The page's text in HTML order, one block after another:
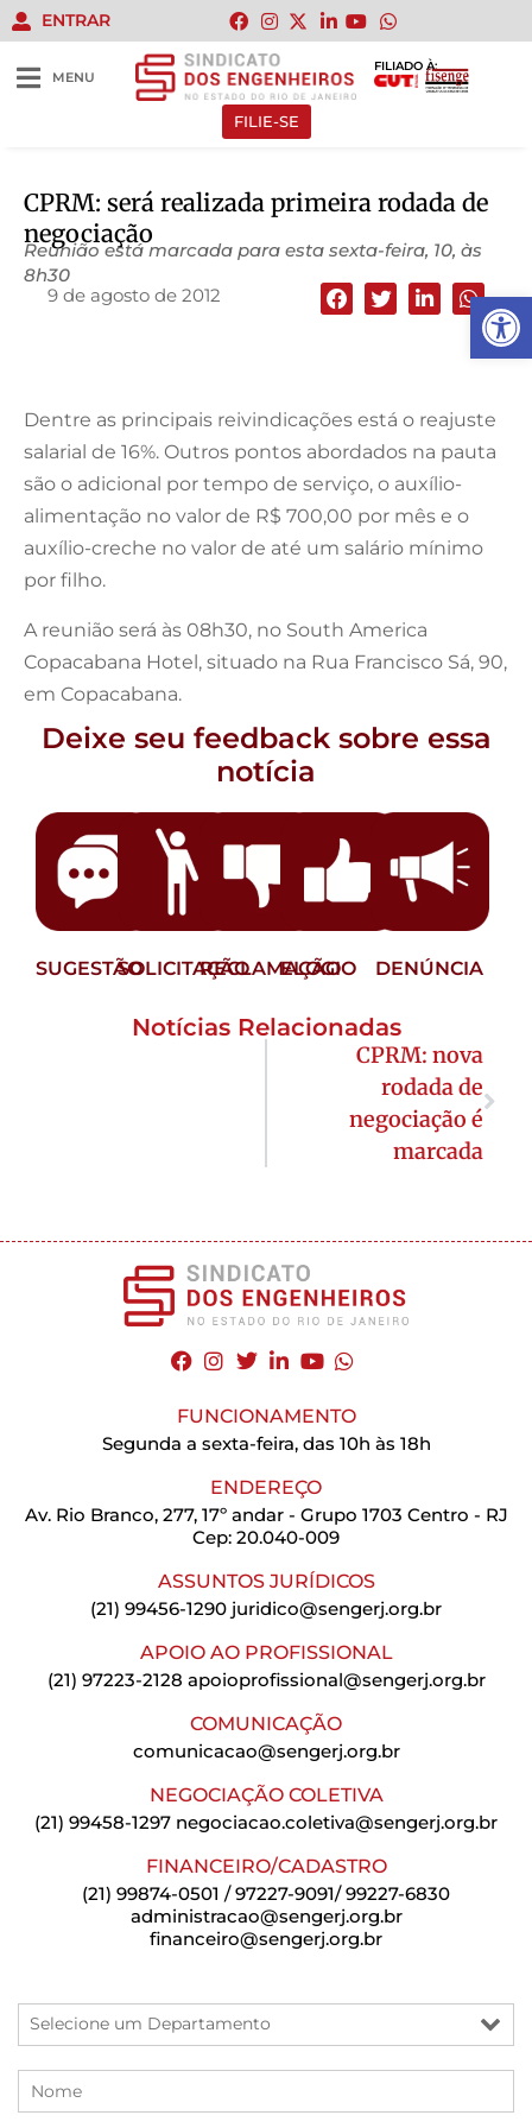
Abrir
ENTRAR
MENU
FILIADO À:
FILIE-SE
CPRM: será realizada primeira rodada de
negociação
Reunião está marcada para esta sexta-feira, 10, às
8h30
9 de agosto de 2012
Dentre as principais reivindicações está o reajuste
salarial de 16%. Outros pontos abordados na pauta
são o adicional por tempo de serviço, o auxílio-
alimentação no valor de R$ 700,00 por mês e o
auxílio-creche no valor de até um salário mínimo
por filho.
A reunião será às 08h30, no South America
Copacabana Hotel, situado na Rua Francisco Sá, 90,
em Copacabana.
Deixe seu feedback sobre essa
notícia
SUGESTÃOSOLICITAÇÃORECLAMAÇÃO
ELOGIO DENÚNCIA
Notícias Relacionadas
CPRM: nova
rodada de
negociação é
marcada
FUNCIONAMENTO
Segunda a sexta-feira, das 10h às 18h
ENDEREÇO
Av. Rio Branco, 277, 17º andar - Grupo 1703 Centro - RJ
Cep: 20.040-009
ASSUNTOS JURÍDICOS
(21) 99456-1290 juridico@sengerj.org.br
APOIO AO PROFISSIONAL
(21) 97223-2128 apoioprofissional@sengerj.org.br
COMUNICAÇÃO
comunicacao@sengerj.org.br
NEGOCIAÇÃO COLETIVA
(21) 99458-1297 negociacao.coletiva@sengerj.org.br
FINANCEIRO/CADASTRO
(21) 99874-0501 / 97227-9091/ 99227-6830
administracao@sengerj.org.br
financeiro@sengerj.org.br